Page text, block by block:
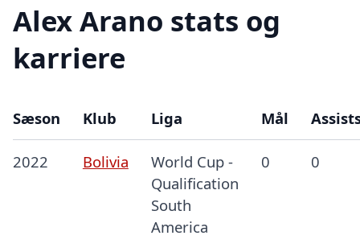
Alex Arano stats og
karriere
Sæson Klub Liga Mål
2022 Bolivia
World Cup -
Qualification
South
America
0 0